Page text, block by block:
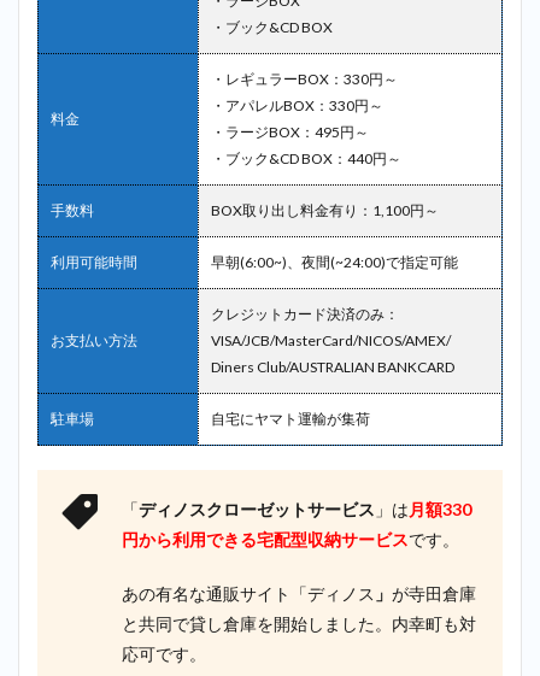
・ブック&CD BOX
料金
・レギュラーBOX：330円～
・アパレルBOX：330円～
・ラージBOX：495円～
・ブック&CD BOX：440円～
手数料 BOX取り出し料金有り：1,100円～
利用可能時間 早朝(6:00~)、夜間(~24:00)で指定可能
お支払い方法
クレジットカード決済のみ：
VISA/JCB/MasterCard/NICOS/AMEX/
Diners Club/AUSTRALIAN BANKCARD
駐車場 自宅にヤマト運輸が集荷
「ディノスクローゼットサービス 」は 月額330
円から利用できる宅配型収納サービスです。
あの有名な通販サイト「ディノス 」 が寺田倉庫
と共同で貸し倉庫を開始しました。内幸町も対
応可です。